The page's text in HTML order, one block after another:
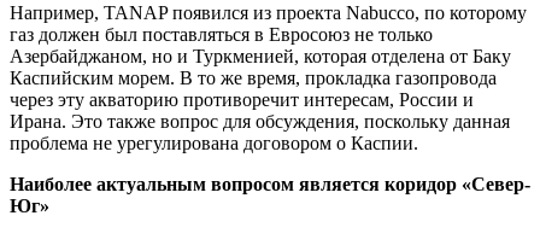
Например, TANAP появился из проекта Nabucco, по которому
газ должен был поставляться в Евросоюз не только
Азербайджаном, но и Туркменией, которая отделена от Баку
Каспийским морем. В то же время, прокладка газопровода
через эту акваторию противоречит интересам, России и
Ирана. Это также вопрос для обсуждения, поскольку данная
проблема не урегулирована договором о Каспии.
Наиболее актуальным вопросом является коридор «Север-
Юг»